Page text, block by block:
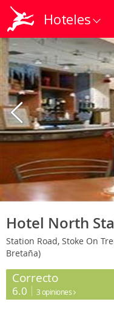
Hoteles
Hotel North
Station Road, Stoke On
Bretaña)
Correcto
6.0 3 opiniones